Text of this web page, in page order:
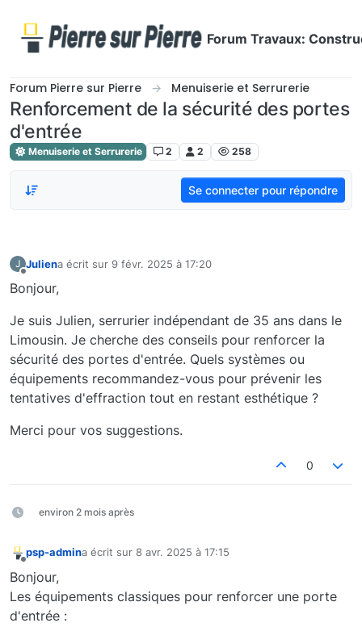
Forum Travaux:
Forum Pierre sur Pierre Menuiserie et Serrurerie
Renforcement de la sécurité des portes
d'entrée
Menuiserie et Serrurerie 2 2 258
Se connecter pour répondre
J Juliena écrit sur 9 févr. 2025 à 17:20
dernière édition par
Bonjour,
Je suis Julien, serrurier indépendant de 35 ans dans le
Limousin. Je cherche des conseils pour renforcer la
sécurité des portes d'entrée. Quels systèmes ou
équipements recommandez-vous pour prévenir les
tentatives d'effraction tout en restant esthétique ?
Merci pour vos suggestions.
0
environ 2 mois après
psp-admina écrit sur 8 avr. 2025 à 17:15
dernière édition par
Bonjour,
Les équipements classiques pour renforcer une porte
d'entrée :